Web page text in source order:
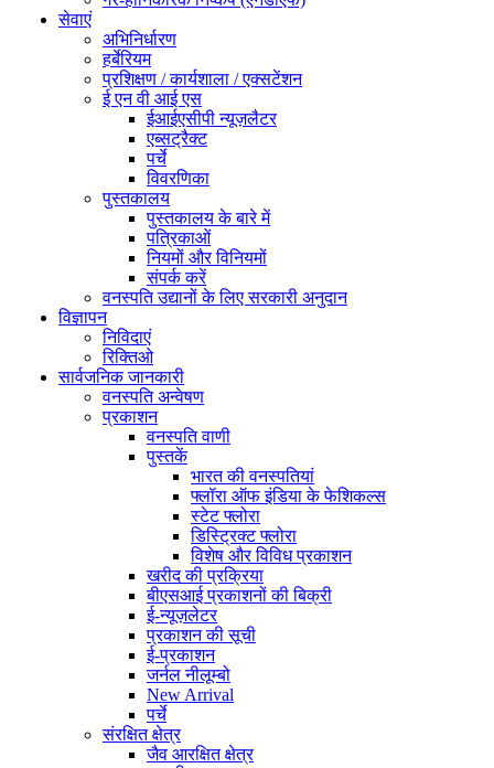
सेवाएं
अभिनिर्धारण
हर्बेरियम
प्रशिक्षण / कार्यशाला / एक्सटेंशन
ई एन वी आई एस
ईआईएसीपी न्यूज़लैटर
एब्सट्रैक्ट
पर्चे
विवरणिका
पुस्तकालय
पुस्तकालय के बारे में
पत्रिकाओं
नियमों और विनियमों
संपर्क करें
वनस्पति उद्यानों के लिए सरकारी अनुदान
विज्ञापन
निविदाएं
रिक्तिओ
सार्वजनिक जानकारी
वनस्पति अन्वेषण
प्रकाशन
वनस्पति वाणी
पुस्तकें
भारत की वनस्पतियां
फ्लॉरा ऑफ इंडिया के फेशिकल्स
स्टेट फ्लोरा
डिस्ट्रिक्ट फ्लोरा
विशेष और विविध प्रकाशन
खरीद की प्रक्रिया
बीएसआई प्रकाशनों की बिक्री
ई-न्यूज़लेटर
प्रकाशन की सूची
ई-प्रकाशन
जर्नल नीलूम्बो
New Arrival
पर्चे
संरक्षित क्षेत्र
जैव आरक्षित क्षेत्र